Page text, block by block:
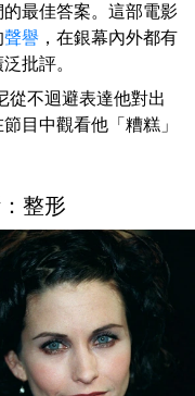
的最佳答案。這部電影
聲譽 ，在銀幕內外都有
批評。
從不迴避表達他對出
節目中觀看他「糟糕」
整形